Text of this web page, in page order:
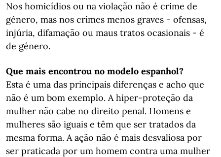
Nos homicídios ou na violação não é crime de
género, mas nos crimes menos graves - ofensas,
injúria, difamação ou maus tratos ocasionais - é
de género.
Que mais encontrou no modelo espanhol?
Esta é uma das principais diferenças e acho que
não é um bom exemplo. A hiper-proteção da
mulher não cabe no direito penal. Homens e
mulheres são iguais e têm que ser tratados da
mesma forma. A ação não é mais desvaliosa por
ser praticada por um homem contra uma mulher